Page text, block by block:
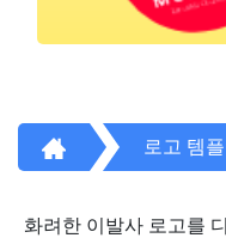
로고 템
화려한 이발사 로고를